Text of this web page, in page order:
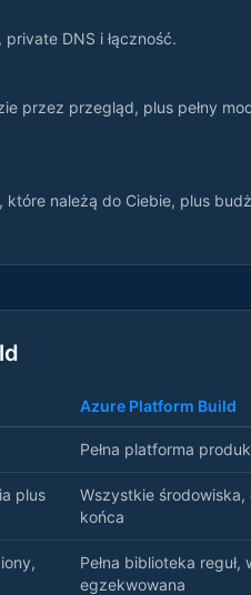
DNS i łączność.
przez przegląd, plus pełny
należą do Ciebie, plus
Azure Platform Build
Pełna platforma
plus
Wszystkie
końca
Pełna biblioteka reguł,
egzekwowana